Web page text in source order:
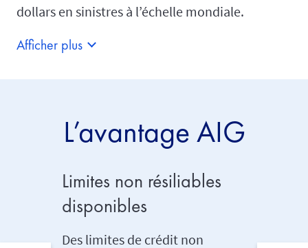
dollars en sinistres à l’échelle mondiale.
Afficher plus
L’avantage AIG
Limites non résiliables
disponibles
Des limites de crédit non